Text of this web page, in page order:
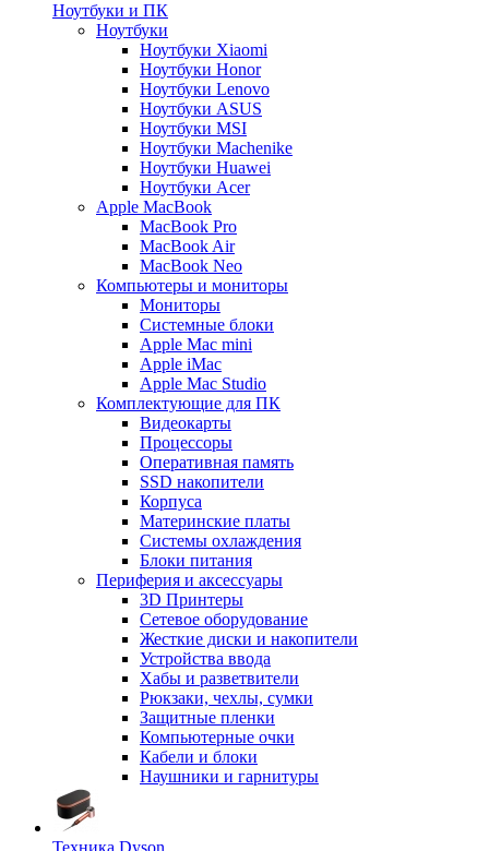
Ноутбуки и ПК
Ноутбуки
Ноутбуки Xiaomi
Ноутбуки Honor
Ноутбуки Lenovo
Ноутбуки ASUS
Ноутбуки MSI
Ноутбуки Machenike
Ноутбуки Huawei
Ноутбуки Acer
Apple MacBook
MacBook Pro
MacBook Air
MacBook Neo
Компьютеры и мониторы
Мониторы
Системные блоки
Apple Mac mini
Apple iMac
Apple Mac Studio
Комплектующие для ПК
Видеокарты
Процессоры
Оперативная память
SSD накопители
Корпуса
Материнские платы
Системы охлаждения
Блоки питания
Периферия и аксессуары
3D Принтеры
Сетевое оборудование
Жесткие диски и накопители
Устройства ввода
Хабы и разветвители
Рюкзаки, чехлы, сумки
Защитные пленки
Компьютерные очки
Кабели и блоки
Наушники и гарнитуры
Техника Dyson